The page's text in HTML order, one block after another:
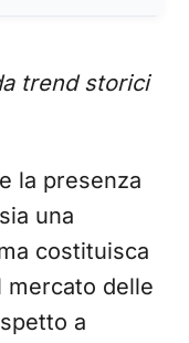
trend storici
la presenza
una
costituisca
mercato delle
a